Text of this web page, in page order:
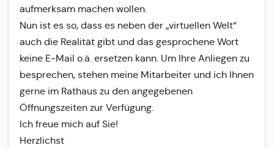
aufmerksam machen wollen.
Nun ist es so, dass es neben der „virtuellen Welt“
auch die Realität gibt und das gesprochene Wort
keine E-Mail o.ä. ersetzen kann. Um Ihre Anliegen zu
besprechen, stehen meine Mitarbeiter und ich Ihnen
gerne im Rathaus zu den angegebenen
Öffnungszeiten zur Verfügung.
Ich freue mich auf Sie!
Herzlichst